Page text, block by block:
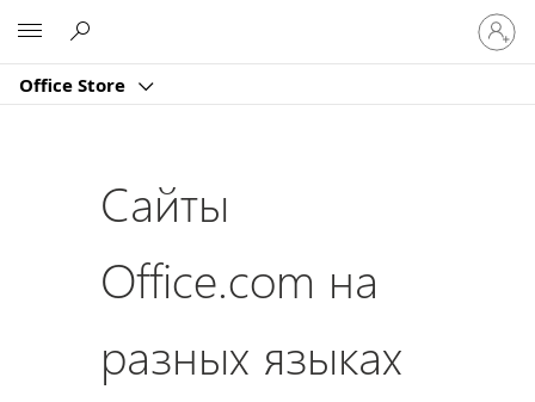
Office Store
в
Сайты
Office.com на
разных языках